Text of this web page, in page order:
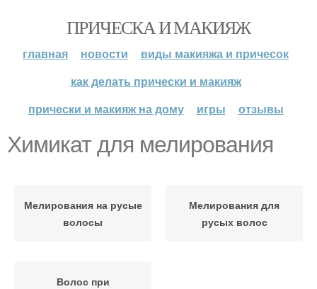
ПРИЧЕСКА И МАКИЯЖ
главная новости
виды макияжа и причесок
как делать прически и макияж
прически и макияж на дому
игры отзывы
Химикат для мелирования
Мелирования на русые
волосы
Мелирования для
русых волос
Волос при